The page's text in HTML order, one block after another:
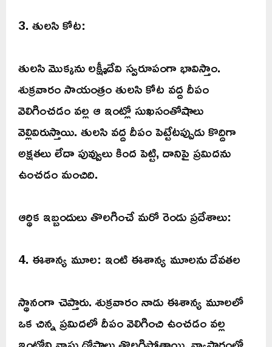
3. తులసి కోట:
తులసి మొక్కను లక్ష్మీదేవి స్వరూపంగా భావిస్తాం.
శుక్రవారం సాయంత్రం తులసి కోట వద్ద దీపం
వెలిగించడం వల్ల ఆ ఇంట్లో సుఖసంతోషాలు
వెల్లివిరుస్తాయి. తులసి వద్ద దీపం పెట్టేటప్పుడు కొద్దిగా
అక్షతలు లేదా పువ్వులు కింద పెట్టి, దానిపై ప్రమిదను
ఉంచడం మంచిది.
ఆర్థిక ఇబ్బందులు తొలగించే మరో రెండు ప్రదేశాలు:
4. ఈశాన్య మూల: ఇంటి ఈశాన్య మూలను దేవతల
స్థానంగా చెప్తారు. శుక్రవారం నాడు ఈశాన్య మూలలో
ఒక చిన్న ప్రమిదలో దీపం వెలిగించి ఉంచడం వల్ల